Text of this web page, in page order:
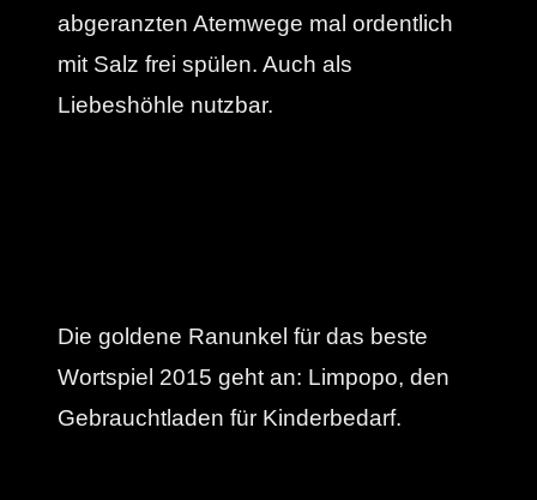
abgeranzten Atemwege mal ordentlich
mit Salz frei spülen. Auch als
Liebeshöhle nutzbar.
Die goldene Ranunkel für das beste
Wortspiel 2015 geht an: Limpopo, den
Gebrauchtladen für Kinderbedarf.